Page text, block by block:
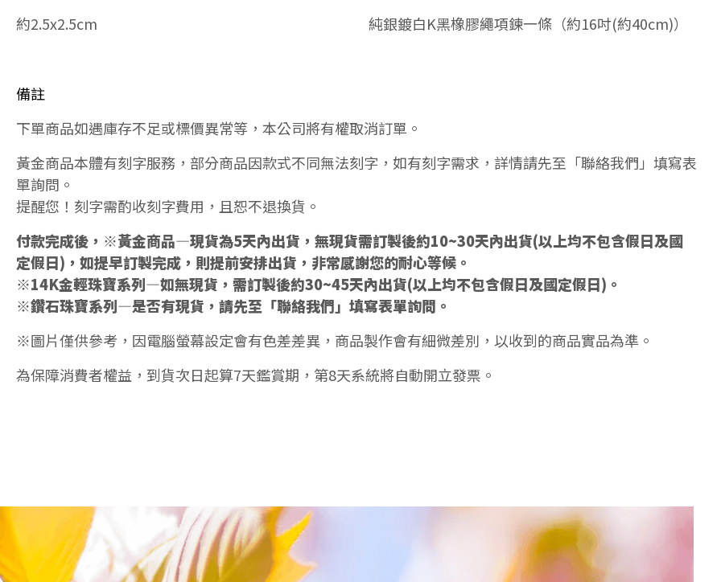
約2.5x2.5cm
純銀鍍白K黑橡膠繩項鍊一條（約16吋(約40cm)）
備註
下單商品如遇庫存不足或標價異常等，本公司將有權取消訂單。
黃金商品本體有刻字服務，部分商品因款式不同無法刻字，如有刻字需求，詳情請先至「聯絡我們」填寫表
單詢問。
提醒您！刻字需酌收刻字費用，且恕不退換貨。
付款完成後，※黃金商品—現貨為5天內出貨，無現貨需訂製後約10~30天內出貨(以上均不包含假日及國
定假日)，如提早訂製完成，則提前安排出貨，非常感謝您的耐心等候。
※14K金輕珠寶系列—如無現貨，需訂製後約30~45天內出貨(以上均不包含假日及國定假日)。
※鑽石珠寶系列—是否有現貨，請先至「聯絡我們」填寫表單詢問。
※圖片僅供參考，因電腦螢幕設定會有色差差異，商品製作會有細微差別，以收到的商品實品為準。
為保障消費者權益，到貨次日起算7天鑑賞期，第8天系統將自動開立發票。